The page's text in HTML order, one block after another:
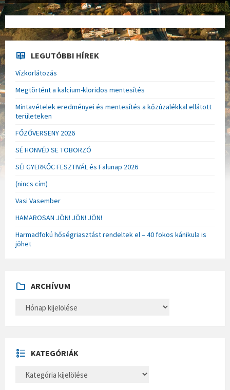
LEGUTÓBBI HÍREK
Vízkorlátozás
Megtörtént a kalcium-kloridos mentesítés
Mintavételek eredményei és mentesítés a kőzúzalékkal ellátott
területeken
FŐZŐVERSENY 2026
SÉ HONVÉD SE TOBORZÓ
SÉI GYERKŐC FESZTIVÁL és Falunap 2026
(nincs cím)
Vasi Vasember
HAMAROSAN JÖN! JÖN! JÖN!
Harmadfokú hőségriasztást rendeltek el – 40 fokos kánikula is
jöhet
ARCHÍVUM
H
U
M
KATEGÓRIÁK